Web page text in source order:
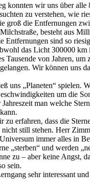
konnten wir uns über alle
zu verstehen, wie
groß die Entfernungen
besteht aus
Entfernungen sind so
das Licht 300000 km
Tausende von Jahren, um
Wir können uns
uns „Planeten“ spielen.
um die
man welche
zu erfahren, dass die
still stehen. Herr
immer alles in
„sterben“ und werden
zu – aber keine Angst,
sein.
sehr interessant